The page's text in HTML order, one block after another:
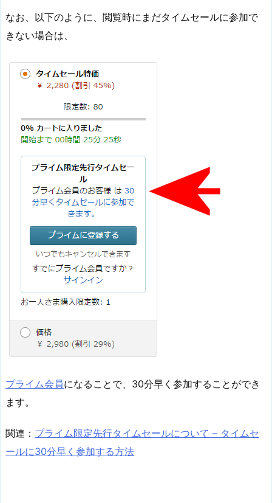
なお、以下のように、閲覧時にまだタイムセールに参加で
きない場合は、
プライム会員になることで、30分早く参加することができ
ます。
関連： プライム限定先行タイムセールについて – タイムセ
ールに30分早く参加する方法